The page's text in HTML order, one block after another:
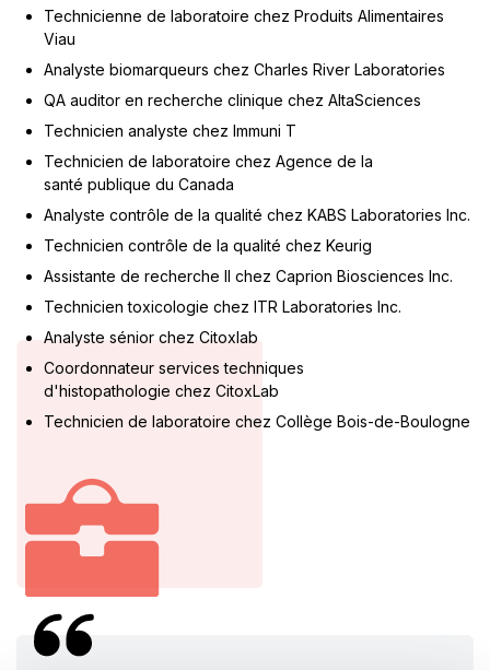
Technicienne de laboratoire chez Produits Alimentaires
Viau​
Analyste biomarqueurs chez Charles River Laboratories​
QA auditor en recherche clinique chez AltaSciences​
Technicien analyste chez Immuni T​
Technicien de laboratoire chez Agence de la
santé publique du Canada​
Analyste contrôle de la qualité chez KABS Laboratories Inc.​
Technicien contrôle de la qualité chez Keurig​
Assistante de recherche II chez Caprion Biosciences Inc.​
Technicien toxicologie chez ITR Laboratories Inc.​
Analyste sénior chez Citoxlab ​
Coordonnateur services techniques
d'histopathologie chez CitoxLab ​
Technicien de laboratoire chez Collège Bois-de-Boulogne